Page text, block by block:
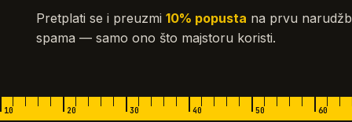
Pretplati se i preuzmi 10% popusta na prvu
spama — samo ono što majstoru koristi.
10 20 30 40 50 60